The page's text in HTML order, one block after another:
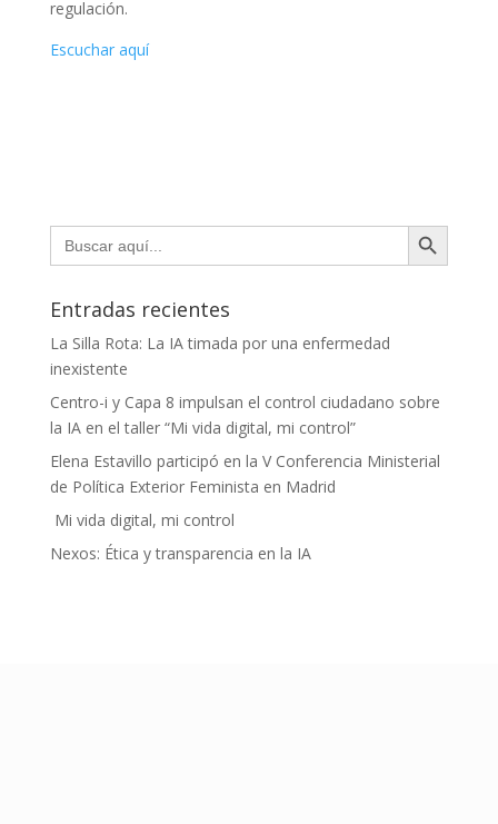
regulación.
Escuchar aquí
Buscar: Botón de búsqueda
Entradas recientes
La Silla Rota: La IA timada por una enfermedad
inexistente
Centro-i y Capa 8 impulsan el control ciudadano sobre
la IA en el taller “Mi vida digital, mi control”
Elena Estavillo participó en la V Conferencia Ministerial
de Política Exterior Feminista en Madrid
Mi vida digital, mi control
Nexos: Ética y transparencia en la IA